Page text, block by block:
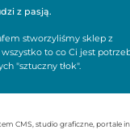
z pasją.
stworzyliśmy sklep z
to co Ci jest
"sztuczny tłok".
CMS, studio graficzne,